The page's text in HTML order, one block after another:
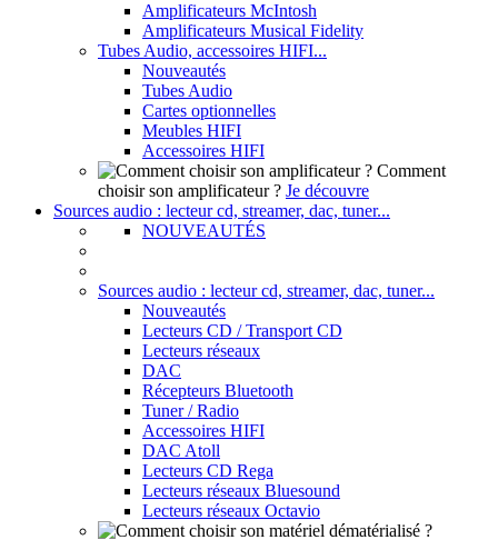
Amplificateurs McIntosh
Amplificateurs Musical Fidelity
Tubes Audio, accessoires HIFI...
Nouveautés
Tubes Audio
Cartes optionnelles
Meubles HIFI
Accessoires HIFI
Comment
choisir son amplificateur ? Je découvre
Sources audio : lecteur cd, streamer, dac, tuner...
NOUVEAUTÉS
Sources audio : lecteur cd, streamer, dac, tuner...
Nouveautés
Lecteurs CD / Transport CD
Lecteurs réseaux
DAC
Récepteurs Bluetooth
Tuner / Radio
Accessoires HIFI
DAC Atoll
Lecteurs CD Rega
Lecteurs réseaux Bluesound
Lecteurs réseaux Octavio